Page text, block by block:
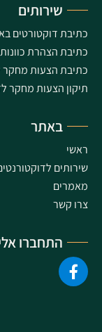
שירותים
כתיבת דוקטורטים
כתיבת הצהרת
כתיבת הצעות מחקר
תיקון הצעות מחקר
באתר
ראשי
שירותים
מאמרים
צרו קשר
התחברו